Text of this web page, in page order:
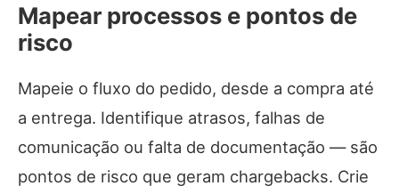
Mapear processos e pontos de
risco
Mapeie o fluxo do pedido, desde a compra até
a entrega. Identifique atrasos, falhas de
comunicação ou falta de documentação — são
pontos de risco que geram chargebacks. Crie